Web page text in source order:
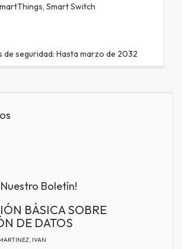
Smart Switch
de seguridad: Hasta marzo de 2032
Boletín!
BÁSICA SOBRE
DE DATOS
IVAN